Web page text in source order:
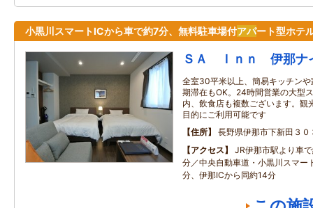
小黒川スマートICから車で約7分、無料駐車場付アパート型ホテ
ＳＡ Ｉｎｎ 伊那ナ
全室30平米以上、簡易キッチン
期滞在もOK。24時間営業の大型
内、飲食店も複数ございます。観
目的にご利用可能です
住所
長野県伊那市下新田３０
アクセス
JR伊那市駅より車
分／中央自動車道・小黒川スマー
分、伊那ICから同約14分